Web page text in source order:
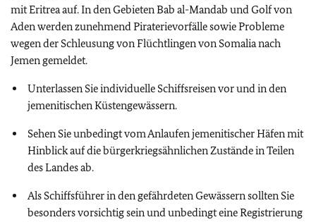
mit Eritrea auf. In den Gebieten Bab al-Mandab und Golf von
Aden werden zunehmend Piraterievorfälle sowie Probleme
wegen der Schleusung von Flüchtlingen von Somalia nach
Jemen gemeldet.
Unterlassen Sie individuelle Schiffsreisen vor und in den
jemenitischen Küstengewässern.
Sehen Sie unbedingt vom Anlaufen jemenitischer Häfen mit
Hinblick auf die bürgerkriegsähnlichen Zustände in Teilen
des Landes ab.
Als Schiffsführer in den gefährdeten Gewässern sollten Sie
besonders vorsichtig sein und unbedingt eine Registrierung